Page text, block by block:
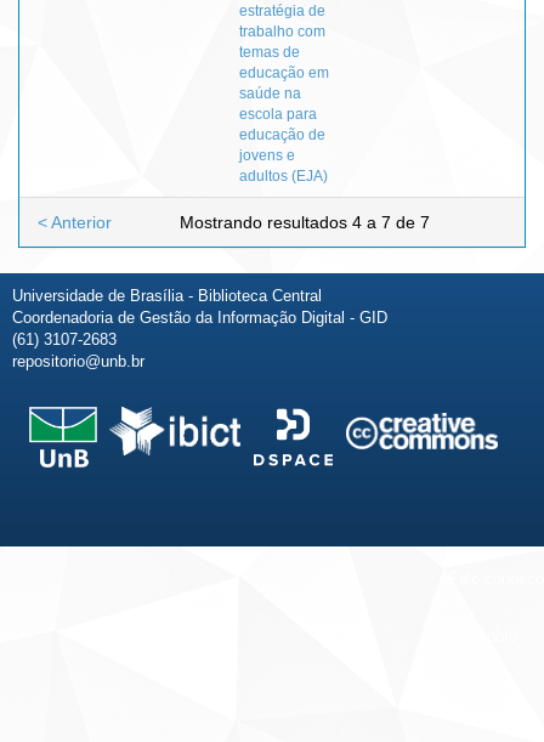
estratégia de
trabalho com
temas de
educação em
saúde na
escola para
educação de
jovens e
adultos (EJA)
Mostrando resultados 4 a 7 de 7
< Anterior
Universidade de Brasília - Biblioteca Central
Coordenadoria de Gestão da Informação Digital - GID
(61) 3107-2683
repositorio@unb.br